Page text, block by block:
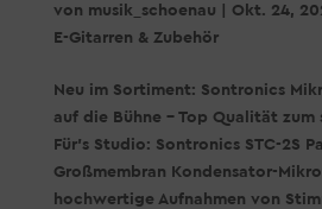
von musik_schoenau Okt. 24,
E-Gitarren & Zubehör
Neu im Sortiment: Sontronics
auf die Bühne – Top Qualität zum
Für’s Studio: Sontronics STC-2S
Großmembran Kondensator-
hochwertige Aufnahmen von